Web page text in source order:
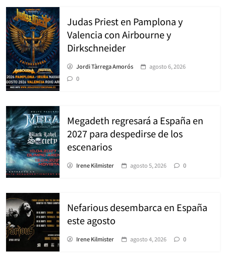
Judas Priest en Pamplona y
Valencia con Airbourne y
Dirkschneider
Jordi Tàrrega Amorós
agosto 6, 2026
0
Megadeth regresará a España en
2027 para despedirse de los
escenarios
Irene Kilmister agosto 5, 2026 0
Nefarious desembarca en España
este agosto
Irene Kilmister agosto 4, 2026 0